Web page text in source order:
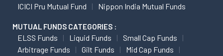
ICICI Pru Mutual Fund
Nippon India Mutual Funds
MUTUAL FUNDS CATEGORIES :
ELSS Funds Liquid Funds
Small Cap Funds
Arbitrage Funds
Gilt Funds
Mid Cap Funds